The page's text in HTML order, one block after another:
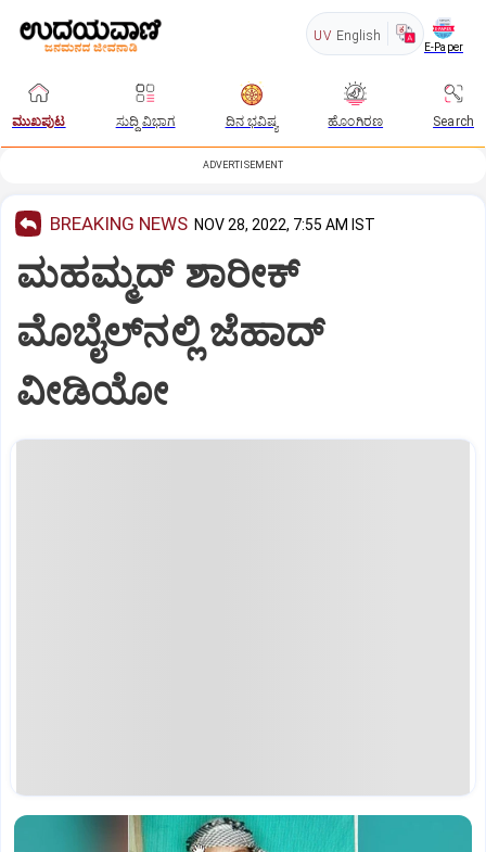
UV English
E-Paper
ಮುಖಪುಟ ಸುದ್ದಿ ವಿಭಾಗ ದಿನ ಭವಿಷ್ಯ ಹೊಂಗಿರಣ Search
ADVERTISEMENT
BREAKING NEWS NOV 28, 2022, 7:55 AM IST
ಮಹಮ್ಮದ್‌ ಶಾರೀಕ್‌
ಮೊಬೈಲ್‌ನಲ್ಲಿ ಜೆಹಾದ್‌
ವೀಡಿಯೋ